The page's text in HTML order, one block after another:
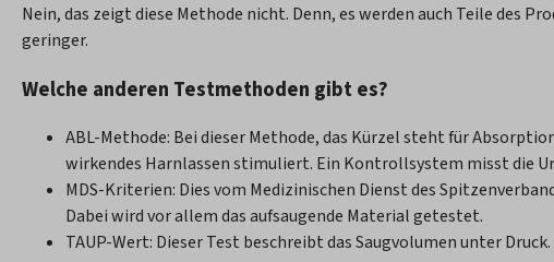
Nein, das zeigt diese Methode nicht. Denn, es werden auch Teile des
geringer.
Welche anderen Testmethoden gibt es?
ABL-Methode: Bei dieser Methode, das Kürzel steht für
wirkendes Harnlassen stimuliert. Ein Kontrollsystem misst die
MDS-Kriterien: Dies vom Medizinischen Dienst des
Dabei wird vor allem das aufsaugende Material getestet.
TAUP-Wert: Dieser Test beschreibt das Saugvolumen unter